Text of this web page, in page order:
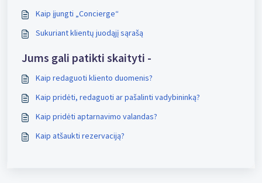
Kaip įjungti „Concierge“
Sukuriant klientų juodąjį sąrašą
Jums gali patikti skaityti -
Kaip redaguoti kliento duomenis?
Kaip pridėti, redaguoti ar pašalinti vadybininką?
Kaip pridėti aptarnavimo valandas?
Kaip atšaukti rezervaciją?